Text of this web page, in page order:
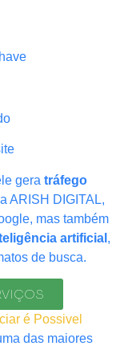
gera tráfego
ARISH DIGITAL,
mas também
artificial ,
de busca.
é Possivel
das maiores